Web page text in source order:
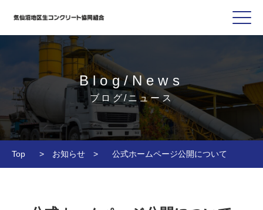
Blog/News
ブログ/ニュース
Top > お知らせ > 公式ホームページ公開について